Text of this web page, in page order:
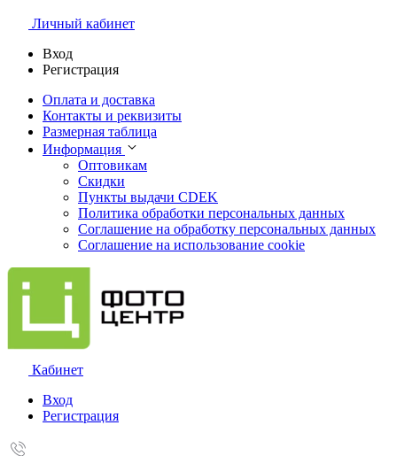
Личный кабинет
Вход
Регистрация
Оплата и доставка
Контакты и реквизиты
Размерная таблица
Информация
Оптовикам
Скидки
Пункты выдачи CDEK
Политика обработки персональных данных
Соглашение на обработку персональных данных
Соглашение на использование cookie
Кабинет
Вход
Регистрация